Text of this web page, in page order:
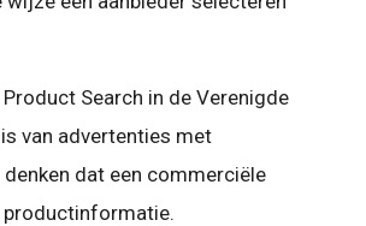
Search in de Verenigde
van advertenties met
dat een commerciële
productinformatie.